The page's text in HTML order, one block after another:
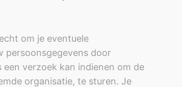
om je eventuele
persoonsgegevens door
verzoek kan indienen om de
organisatie, te sturen. Je